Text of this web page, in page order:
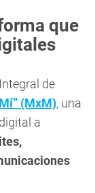
que
de
(MxM), una
a